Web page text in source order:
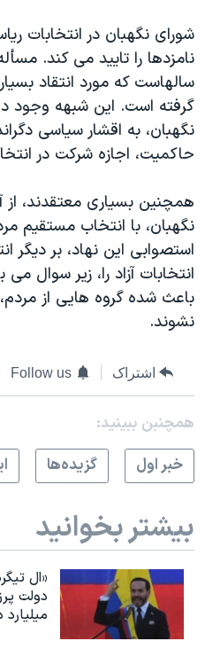
شورای نگهبان در انتخابات
نامزدها را تاييد می کند.
سالهاست که مورد انتقاد
گرفته است. اين شبهه وجود
نگهبان، به اقشار سياسی
حاکميت، اجازه شرکت در
همچنين بسياری معتقدند،
نگهبان، با انتخاب مستقيم
استصوابی اين نهاد، بر ديگر
انتخابات آزاد را، زير سوال
باعث شده گروه هايی از
نشوند.
اشتراک Follow us
همچنبن ببینید:
خبر اول
گزيده‌ها
بیشتر بخوانید
«ال
دولت
میلیارد